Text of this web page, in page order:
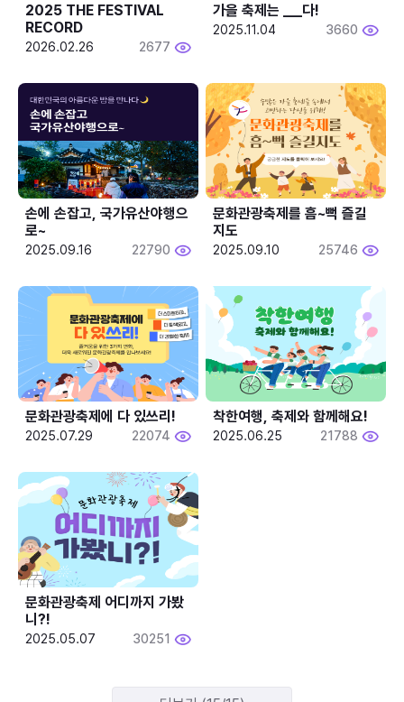
2025 THE FESTIVAL
RECORD
2026.02.26 2677
2025.11.04 3660
손에 손잡고, 국가유산야행으
로~
2025.09.16 22790
문화관광축제를 흠~뻑 즐길
지도
2025.09.10 25746
문화관광축제에 다 있쓰리!
2025.07.29 22074
착한여행, 축제와 함께해요!
2025.06.25 21788
문화관광축제 어디까지 가봤
니?!
2025.05.07 30251